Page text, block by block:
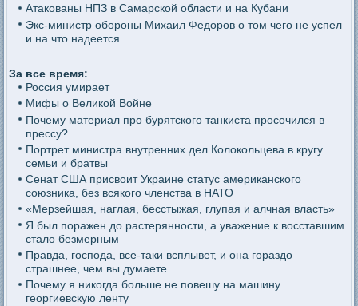
Атакованы НПЗ в Самарской области и на Кубани
Экс-министр обороны Михаил Федоров о том чего не успел
и на что надеется
За все время:
Россия умирает
Мифы о Великой Войне
Почему материал про бурятского танкиста просочился в
прессу?
Портрет министра внутренних дел Колокольцева в кругу
семьи и братвы
Сенат США присвоит Украине статус американского
союзника, без всякого членства в НАТО
«Мерзейшая, наглая, бесстыжая, глупая и алчная власть»
Я был поражен до растерянности, а уважение к восставшим
стало безмерным
Правда, господа, все-таки всплывет, и она гораздо
страшнее, чем вы думаете
Почему я никогда больше не повешу на машину
георгиевскую ленту